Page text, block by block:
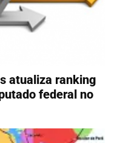
atualiza ranking
federal no